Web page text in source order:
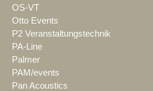
OS-VT
Otto Events
P2 Veranstaltungstechnik
PA-Line
Palmer
PAM/events
Pan Acoustics